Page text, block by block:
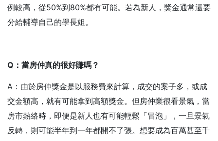
例較高，從50%到80%都有可能。若為新人，獎金通常還要
分給輔導自己的學長姐。
Q ：當房仲真的很好賺嗎？
A：由於房仲獎金是以服務費來計算，成交的案子多，或成
交金額高，就有可能拿到高額獎金。但房仲業很看景氣，當
房市熱絡時，即便是新人也有可能輕鬆「冒泡」，一旦景氣
反轉，則可能半年到一年都開不了張。想要成為百萬甚至千